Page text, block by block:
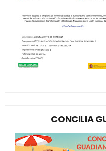
CONCILIA